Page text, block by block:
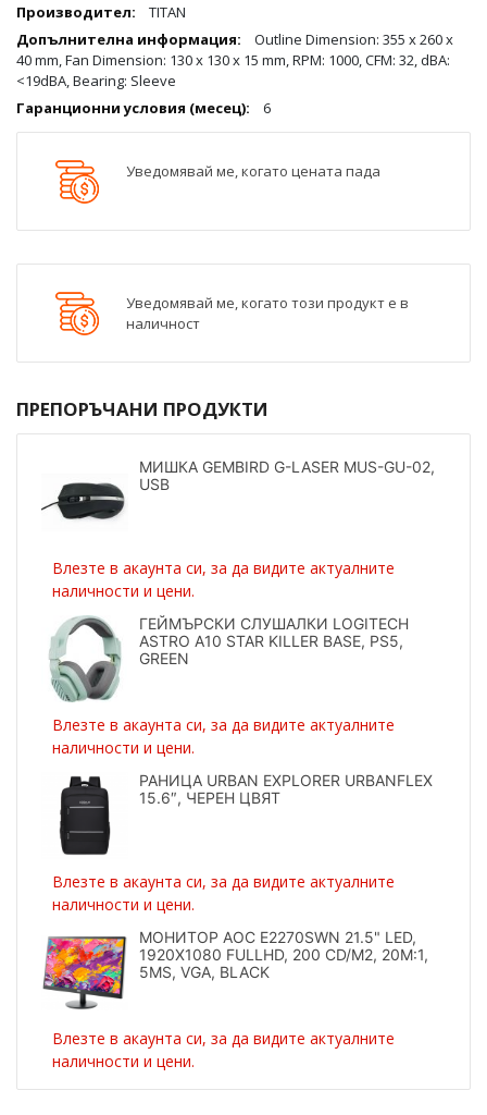
Повече
информация
qqq
TITAN
Outline Dimension: 355 x 260 x
40 mm, Fan Dimension: 130 x 130 x 15 mm, RPM: 1000, CFM: 32, dBA:
<19dBA, Bearing: Sleeve
6
Уведомявай ме, когато цената пада
Уведомявай ме, когато този продукт е в
наличност
ПРЕПОРЪЧАНИ ПРОДУКТИ
МИШКА GEMBIRD G-LASER MUS-GU-02,
USB
Влезте в акаунта си, за да видите актуалните
наличности и цени.
ГЕЙМЪРСКИ СЛУШАЛКИ LOGITECH
ASTRO A10 STAR KILLER BASE, PS5,
GREEN
Влезте в акаунта си, за да видите актуалните
наличности и цени.
РАНИЦА URBAN EXPLORER URBANFLEX
15.6″, ЧЕРЕН ЦВЯТ
Влезте в акаунта си, за да видите актуалните
наличности и цени.
МОНИТОР AOC E2270SWN 21.5" LED,
1920X1080 FULLHD, 200 CD/M2, 20M:1,
5MS, VGA, BLACK
Влезте в акаунта си, за да видите актуалните
наличности и цени.